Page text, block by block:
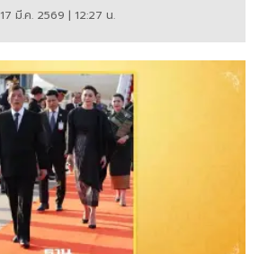
17 มี.ค. 2569 | 12:27 น.